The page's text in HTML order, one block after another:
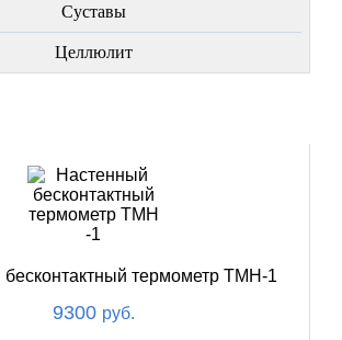
Суставы
Целлюлит
термометр ТМН-1
9300 руб.